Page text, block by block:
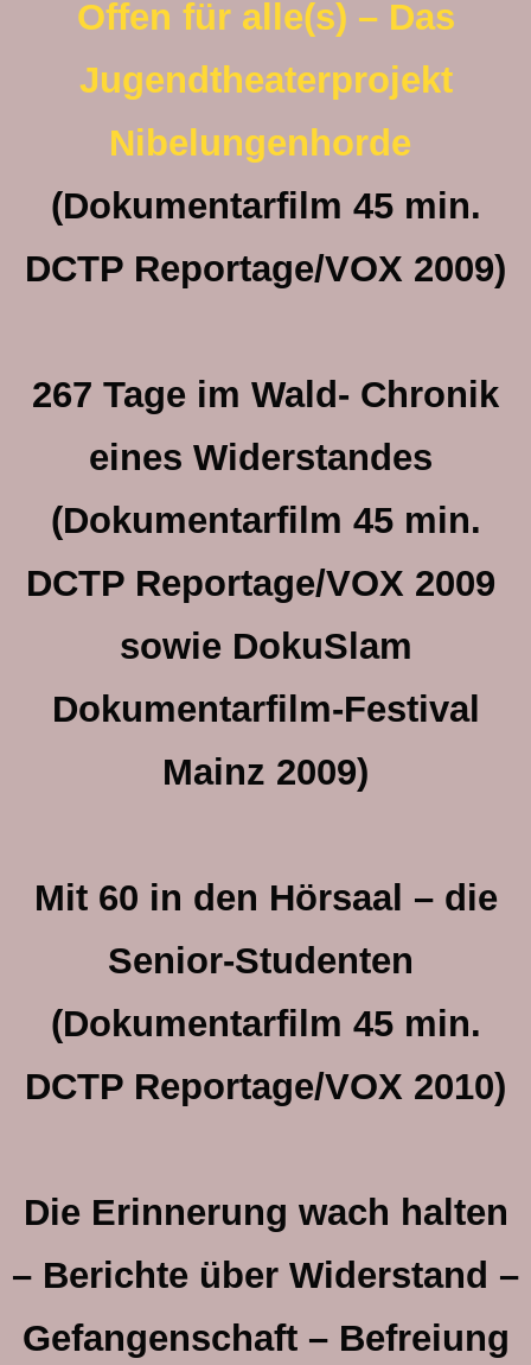
Offen für alle(s) – Das
Jugendtheaterprojekt
Nibelungenhorde
(Dokumentarfilm 45 min.
DCTP Reportage/VOX 2009)
267 Tage im Wald- Chronik
eines Widerstandes
(Dokumentarfilm 45 min.
DCTP Reportage/VOX 2009
sowie DokuSlam
Dokumentarfilm-Festival
Mainz 2009)
Mit 60 in den Hörsaal – die
Senior-Studenten
(Dokumentarfilm 45 min.
DCTP Reportage/VOX 2010)
Die Erinnerung wach halten
– Berichte über Widerstand –
Gefangenschaft – Befreiung